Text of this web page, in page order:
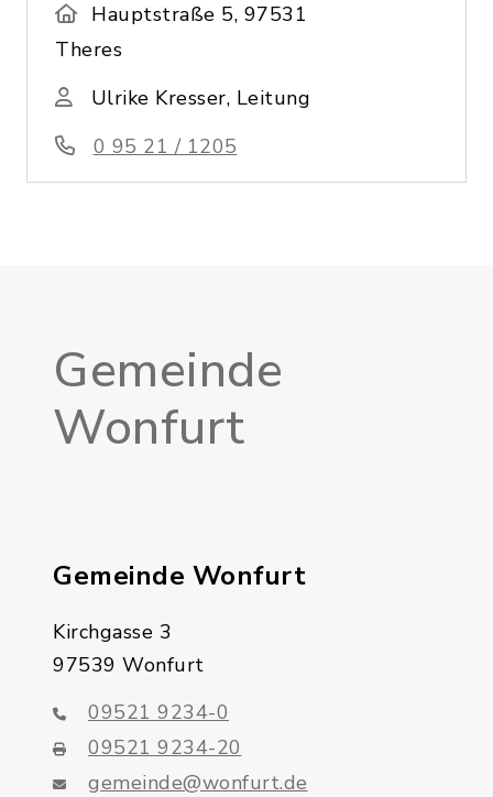
Hauptstraße 5, 97531
Theres
Ulrike Kresser, Leitung
0 95 21 / 1205
Gemeinde
Wonfurt
Gemeinde Wonfurt
Kirchgasse 3
97539 Wonfurt
09521 9234-0
09521 9234-20
gemeinde@wonfurt.de